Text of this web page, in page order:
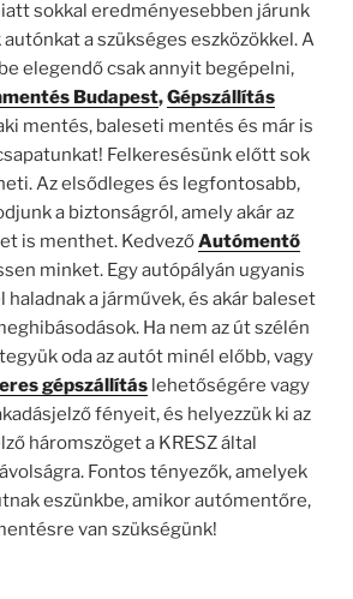
sokkal eredményesebben járunk
a szükséges eszközökkel. A
elegendő csak annyit begépelni,
Budapest,Gépszállítás
mentés, baleseti mentés és már is
Felkeresésünk előtt sok
Az elsődleges és legfontosabb,
a biztonságról, amely akár az
is menthet. KedvezőAutómentő
minket. Egy autópályán ugyanis
haladnak a járművek, és akár baleset
Ha nem az út szélén
oda az autót minél előbb, vagy
gépszállításlehetőségére vagy
fényeit, és helyezzük ki az
háromszöget a KRESZ által
Fontos tényezők, amelyek
eszünkbe, amikor autómentőre,
van szükségünk!